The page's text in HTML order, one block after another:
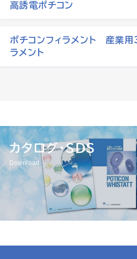
高誘電ポチコン
ポチコンフィラメント 産業用
ラメント
カタログ・SDS
Download